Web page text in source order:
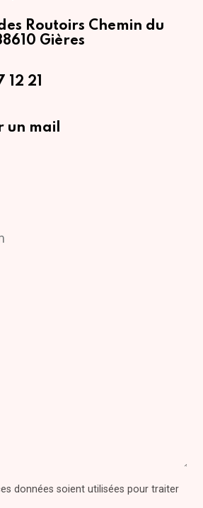
Routoirs Chemin du
Gières
12 21
un mail
données soient utilisées pour traiter